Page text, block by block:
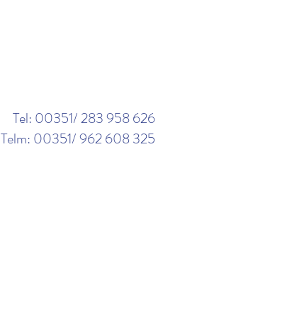
Tel: 00351/ 283 958 626
Telm: 00351/ 962 608 325